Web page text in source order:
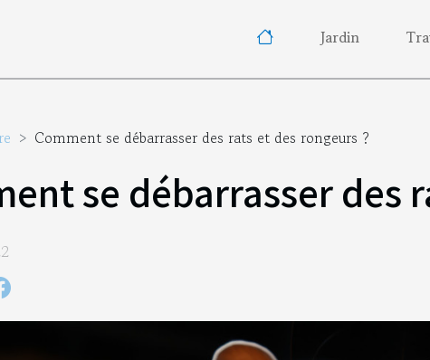
Jardin
Comment se débarrasser des rats et des rongeurs ?
se débarrasser des